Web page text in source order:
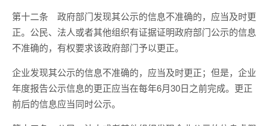
第十二条 政府部门发现其公示的信息不准确的，应当及时更
正。公民、法人或者其他组织有证据证明政府部门公示的信息
不准确的，有权要求该政府部门予以更正。
企业发现其公示的信息不准确的，应当及时更正；但是，企业
年度报告公示信息的更正应当在每年6月30日之前完成。更正
前后的信息应当同时公示。